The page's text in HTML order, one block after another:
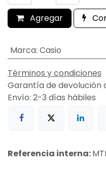
Agregar
Marca: Casio
Términos y condiciones
Garantía de devolución
Envío: 2-3 días hábiles
Referencia interna: